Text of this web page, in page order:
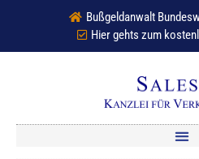
Bußgeldanwalt
Hier gehts zum